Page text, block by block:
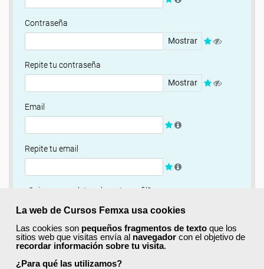
La web de Cursos Femxa usa cookies
Las cookies son pequeños fragmentos de texto que los
sitios web que visitas envía al navegador con el objetivo de
recordar información sobre tu visita.
¿Para qué las utilizamos?
Contraseña
Mostrar
Repite tu contraseña
Mostrar
Email
Repite tu email
¿Quieres completar ahora tu perfil?
Si
No, completaré mi perfil más adelante
Newsletter
Si, quiero recibir información sobre cursos, ofertas
exclusivas y recursos para el aprendizaje.